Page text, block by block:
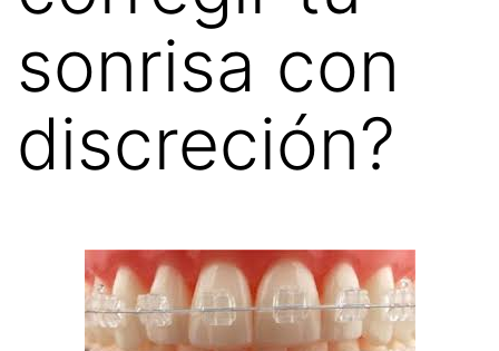
sonrisa con
discreción?